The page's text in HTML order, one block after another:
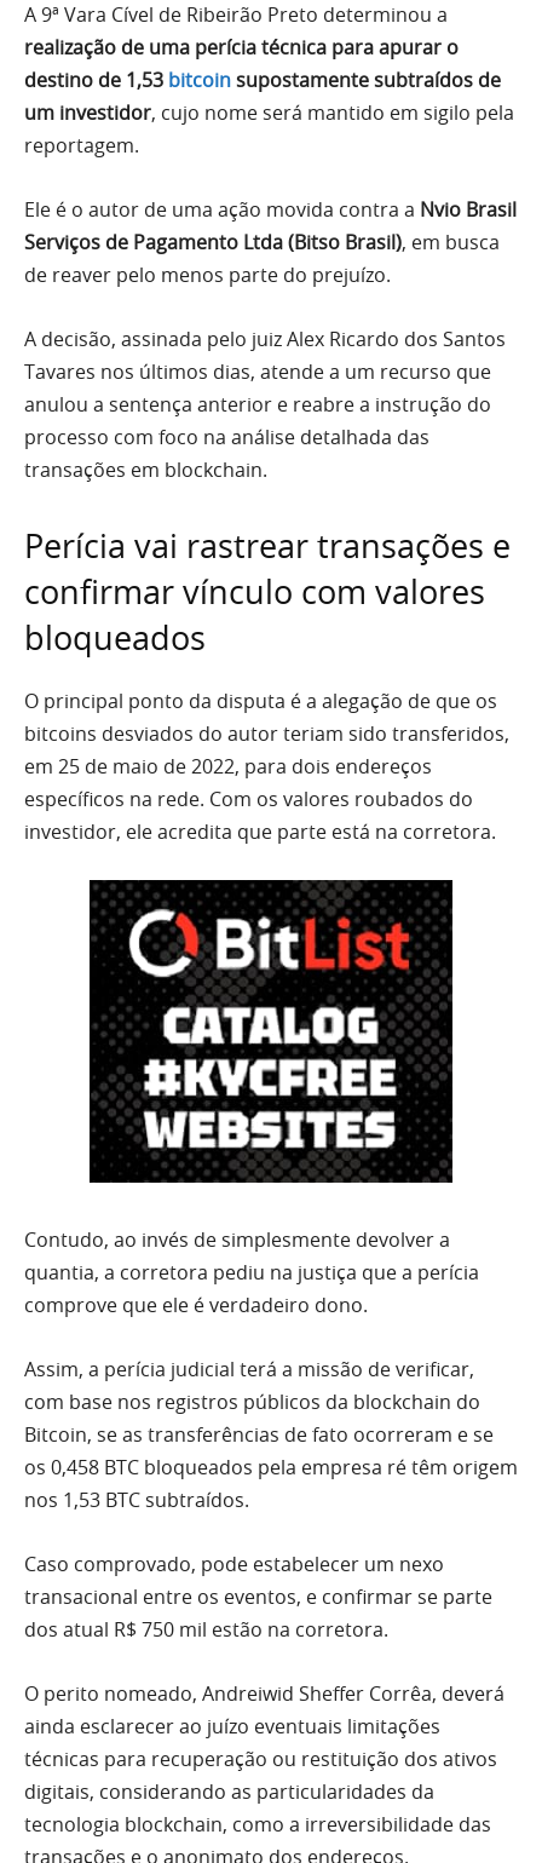
A 9ª Vara Cível de Ribeirão Preto determinou a
realização de uma perícia técnica para apurar o
destino de 1,53 bitcoinsupostamente subtraídos de
um investidor, cujo nome será mantido em sigilo pela
reportagem.
Ele é o autor de uma ação movida contra a Nvio Brasil
Serviços de Pagamento Ltda (Bitso Brasil), em busca
de reaver pelo menos parte do prejuízo.
A decisão, assinada pelo juiz Alex Ricardo dos Santos
Tavares nos últimos dias, atende a um recurso que
anulou a sentença anterior e reabre a instrução do
processo com foco na análise detalhada das
transações em blockchain.
Perícia vai rastrear transações e
confirmar vínculo com valores
bloqueados
O principal ponto da disputa é a alegação de que os
bitcoins desviados do autor teriam sido transferidos,
em 25 de maio de 2022, para dois endereços
específicos na rede. Com os valores roubados do
investidor, ele acredita que parte está na corretora.
Contudo, ao invés de simplesmente devolver a
quantia, a corretora pediu na justiça que a perícia
comprove que ele é verdadeiro dono.
Assim, a perícia judicial terá a missão de verificar,
com base nos registros públicos da blockchain do
Bitcoin, se as transferências de fato ocorreram e se
os 0,458 BTC bloqueados pela empresa ré têm origem
nos 1,53 BTC subtraídos.
Caso comprovado, pode estabelecer um nexo
transacional entre os eventos, e confirmar se parte
dos atual R$ 750 mil estão na corretora.
O perito nomeado, Andreiwid Sheffer Corrêa, deverá
ainda esclarecer ao juízo eventuais limitações
técnicas para recuperação ou restituição dos ativos
digitais, considerando as particularidades da
tecnologia blockchain, como a irreversibilidade das
transações e o anonimato dos endereços.